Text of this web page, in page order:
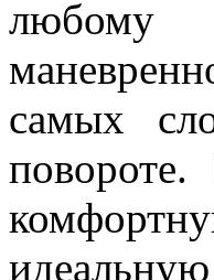
любому
самых